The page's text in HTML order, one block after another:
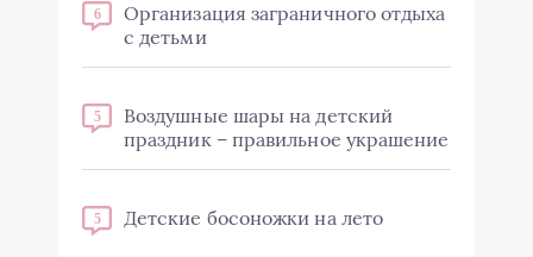
6
Организация заграничного отдыха
с детьми
5
Воздушные шары на детский
праздник – правильное украшение
5 Детские босоножки на лето